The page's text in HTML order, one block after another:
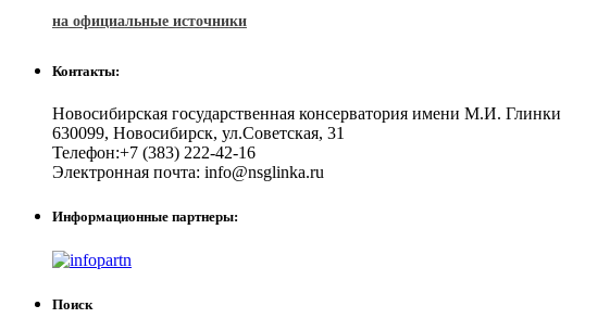
на официальные источники
Контакты:
Новосибирская государственная консерватория имени М.И. Глинки
630099, Новосибирск, ул.Советская, 31
Телефон:+7 (383) 222-42-16
Электронная почта: info@nsglinka.ru
Информационные партнеры:
Поиск